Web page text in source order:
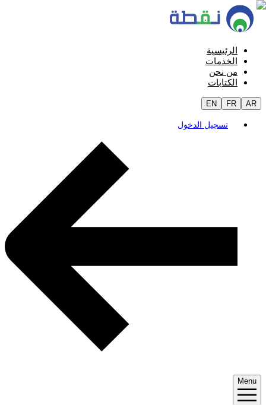
الرئيسية
الخدمات
من نحن
الكتابات
EN FR AR
تسجيل الدخول
Menu